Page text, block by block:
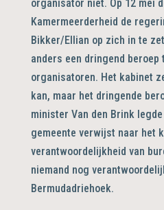
organisator niet. Op 12 mei
Kamermeerderheid de
Bikker/Ellian op zich in te
anders een dringend beroep
organisatoren. Het kabinet
kan, maar het dringende
minister Van den Brink
gemeente verwijst naar het
verantwoordelijkheid van
niemand nog
Bermudadriehoek.